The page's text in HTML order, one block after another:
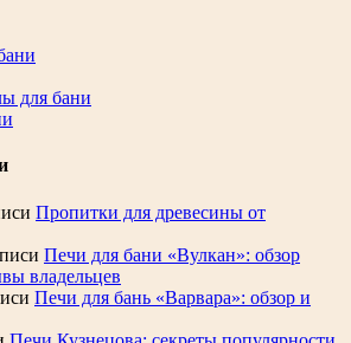
для бани
Пропитки для древесины от
Печи для бани «Вулкан»: обзор
владельцев
Печи для бань «Варвара»: обзор и